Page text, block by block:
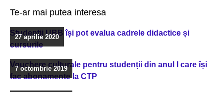
Te-ar mai putea interesa
Studenții UBB își pot evalua cadrele didactice și
cursurile
27 aprilie 2020
Vouchere culturale pentru studenții din anul I care își
fac abonamente la CTP
7 octombrie 2019